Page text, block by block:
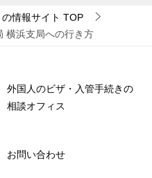
情報サイト TOP
横浜支局への行き方
外国人のビザ・入管手続きの
相談オフィス
お問い合わせ